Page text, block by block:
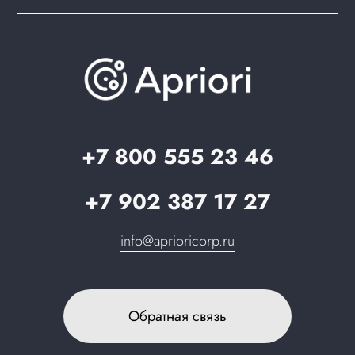
+7 800 555 23 46
+7 902 387 17 27
info@aprioricorp.ru
Обратная связь
Brander: подбор названия сайта
О компании
Документация
Вопрос-ответ
Запрос в поддержку